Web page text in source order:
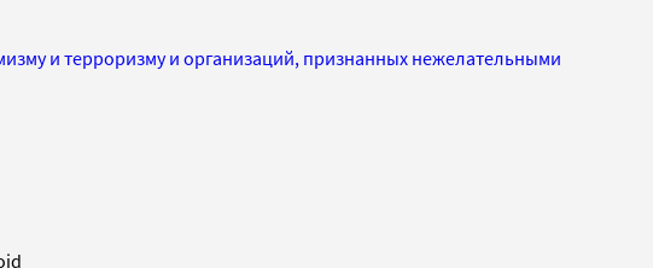
и терроризму и организаций, признанных нежелательными